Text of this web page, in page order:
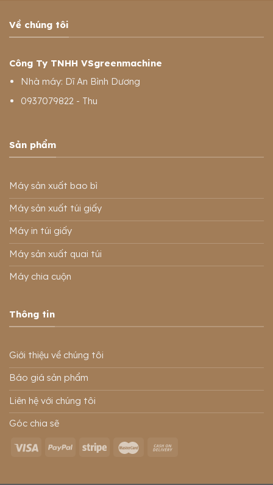
Về chúng tôi
Công Ty TNHH VSgreenmachine
Nhà máy: Dĩ An Bình Dương
0937079822 - Thu
Sản phẩm
Máy sản xuất bao bì
Máy sản xuất túi giấy
Máy in túi giấy
Máy sản xuất quai túi
Máy chia cuộn
Thông tin
Giới thiệu về chúng tôi
Báo giá sản phẩm
Liên hệ với chúng tôi
Góc chia sẽ